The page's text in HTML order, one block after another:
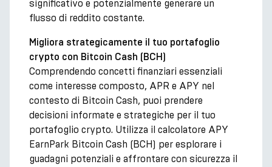
significativo e potenzialmente generare un
flusso di reddito costante.
Migliora strategicamente il tuo portafoglio
crypto con Bitcoin Cash (BCH)
Comprendendo concetti finanziari essenziali
come interesse composto, APR e APY nel
contesto di Bitcoin Cash, puoi prendere
decisioni informate e strategiche per il tuo
portafoglio crypto. Utilizza il calcolatore APY
EarnPark Bitcoin Cash (BCH) per esplorare i
guadagni potenziali e affrontare con sicurezza il